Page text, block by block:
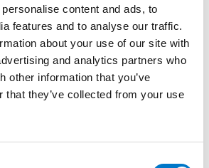
content and ads, to
features and to analyse our traffic.
about your use of our site with
and analytics partners who
other information that you’ve
that they’ve collected from your use
Tullen